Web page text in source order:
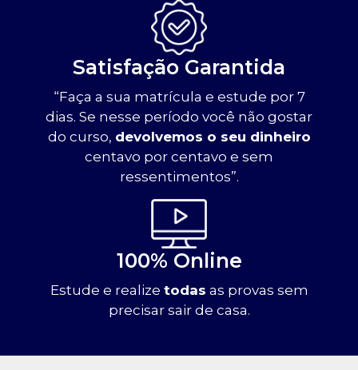
Satisfação Garantida
“Faça a sua matrícula e estude por 7
dias. Se nesse período você não gostar
do curso, devolvemos o seu dinheiro
centavo por centavo e sem
ressentimentos”.
100% Online
Estude e realize todas as provas sem
precisar sair de casa.